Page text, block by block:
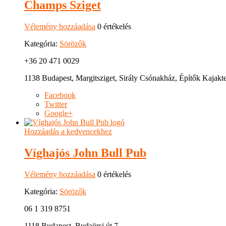
Champs Sziget
Vélemény hozzáadása 0 értékelés
Kategória: Sörözők
+36 20 471 0029
1138 Budapest, Margitsziget, Sirály Csónakház, Építők
Facebook
Twitter
Google+
Hozzáadás a kedvencekhez
Víghajós John Bull Pub
Vélemény hozzáadása 0 értékelés
Kategória: Sörözők
06 1 319 8751